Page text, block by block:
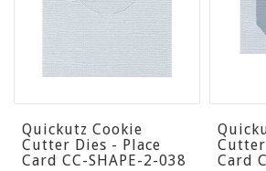
Quickutz Cookie
Cutter Dies - Place
Card CC-SHAPE-2-038
Card